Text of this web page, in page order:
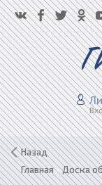
Назад
Главная»Доска